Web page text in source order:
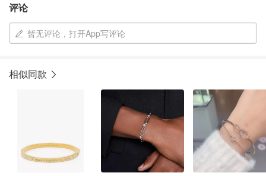
评论
暂无评论，打开App写评论
相似同款